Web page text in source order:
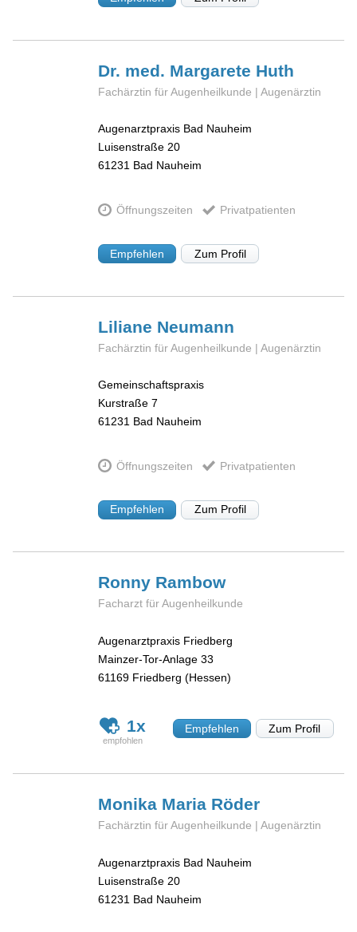
Dr. med. Margarete Huth
Fachärztin für Augenheilkunde | Augenärztin
Augenarztpraxis Bad Nauheim
Luisenstraße 20
61231 Bad Nauheim
Öffnungszeiten Privatpatienten
Empfehlen Zum Profil
Liliane Neumann
Fachärztin für Augenheilkunde | Augenärztin
Gemeinschaftspraxis
Kurstraße 7
61231 Bad Nauheim
Öffnungszeiten Privatpatienten
Empfehlen Zum Profil
Ronny Rambow
Facharzt für Augenheilkunde
Augenarztpraxis Friedberg
Mainzer-Tor-Anlage 33
61169 Friedberg (Hessen)
1x Empfehlen Zum Profil
Monika Maria Röder
Fachärztin für Augenheilkunde | Augenärztin
Augenarztpraxis Bad Nauheim
Luisenstraße 20
61231 Bad Nauheim